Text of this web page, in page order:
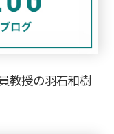
教授の羽石和樹